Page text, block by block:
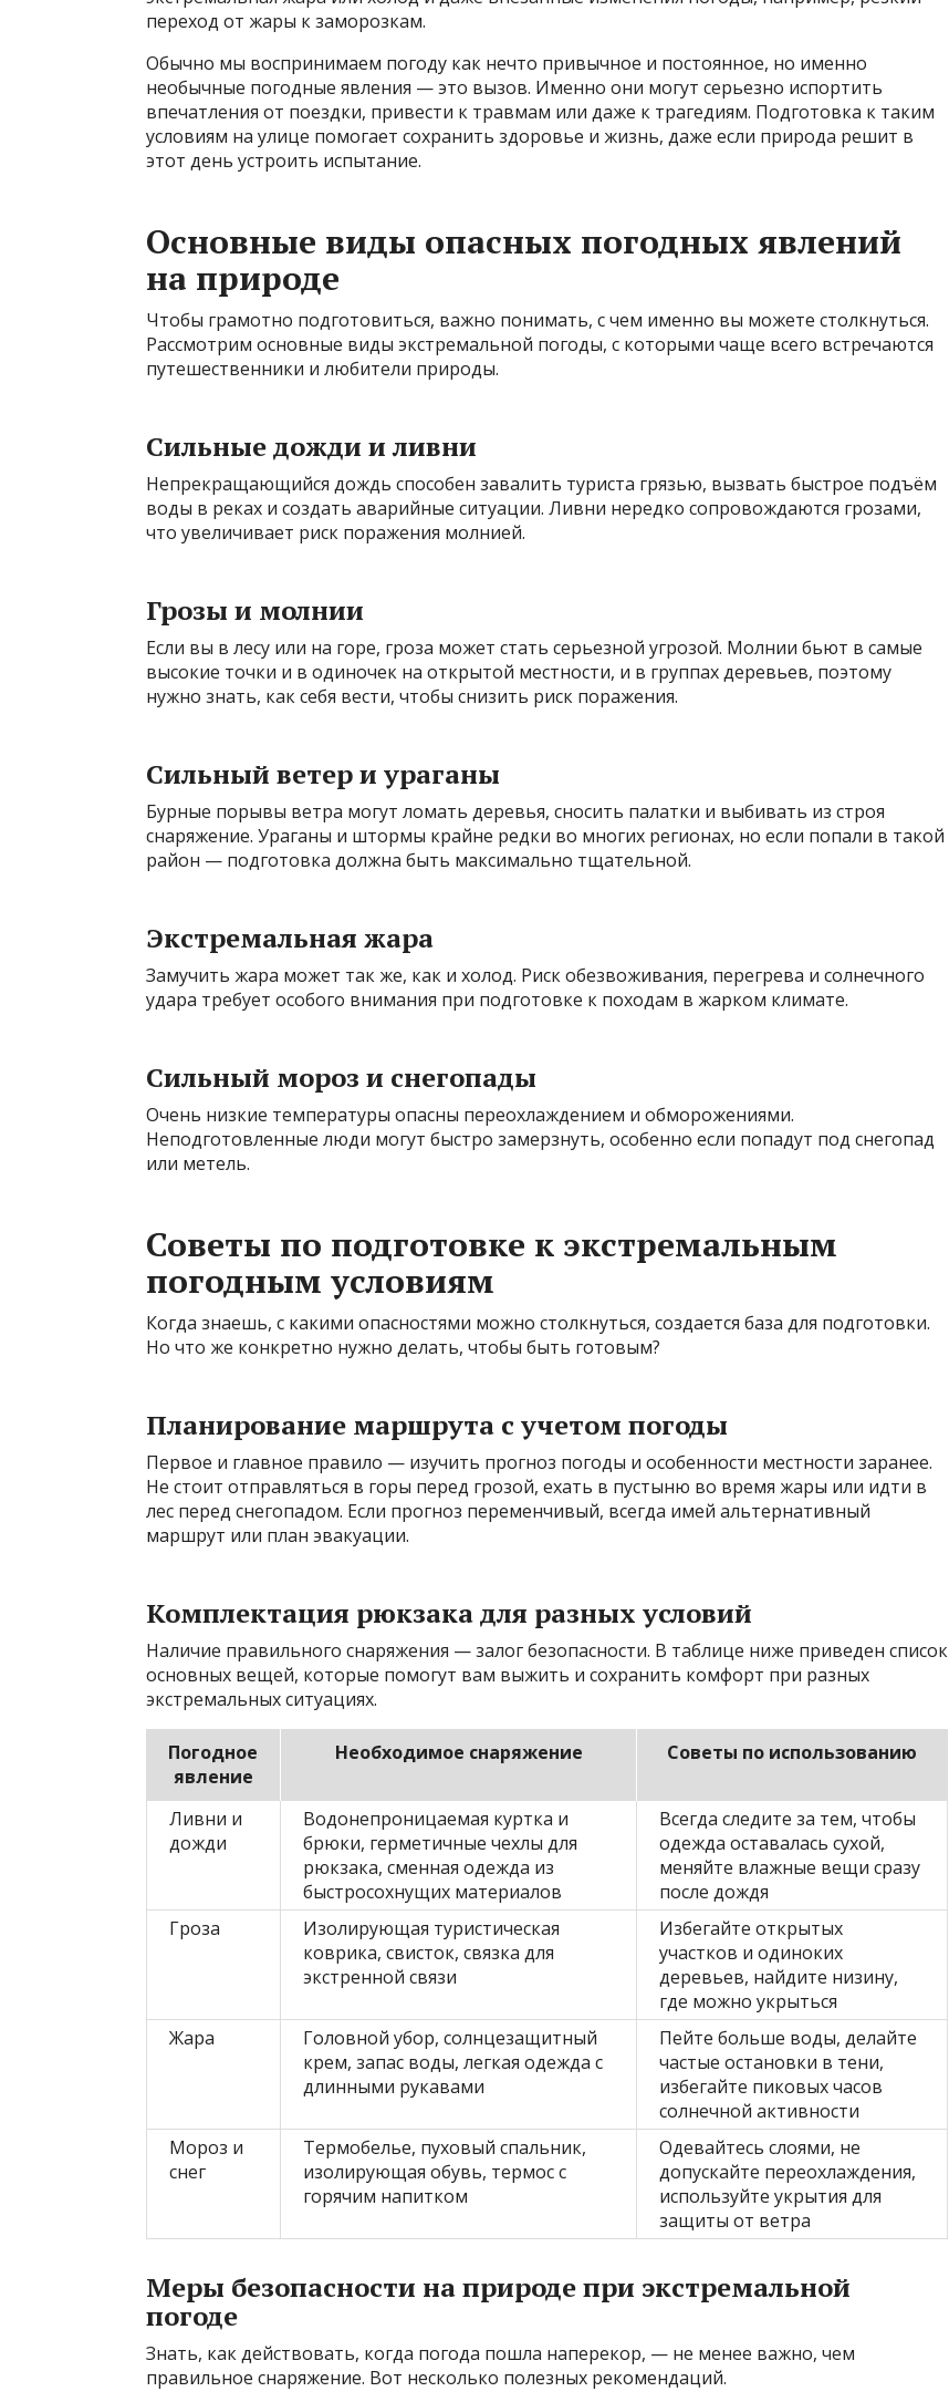
переход от жары к заморозкам.
Обычно мы воспринимаем погоду как нечто привычное и постоянное, но именно
необычные погодные явления — это вызов. Именно они могут серьезно испортить
впечатления от поездки, привести к травмам или даже к трагедиям. Подготовка к таким
условиям на улице помогает сохранить здоровье и жизнь, даже если природа решит в
этот день устроить испытание.
Основные виды опасных погодных явлений
на природе
Чтобы грамотно подготовиться, важно понимать, с чем именно вы можете столкнуться.
Рассмотрим основные виды экстремальной погоды, с которыми чаще всего встречаются
путешественники и любители природы.
Сильные дожди и ливни
Нeпрекращающийся дождь способен завалить туриста грязью, вызвать быстрое подъём
воды в реках и создать аварийные ситуации. Ливни нередко сопровождаются грозами,
что увеличивает риск поражения молнией.
Грозы и молнии
Если вы в лесу или на горе, гроза может стать серьезной угрозой. Молнии бьют в самые
высокие точки и в одиночек на открытой местности, и в группах деревьев, поэтому
нужно знать, как себя вести, чтобы снизить риск поражения.
Сильный ветер и ураганы
Бурные порывы ветра могут ломать деревья, сносить палатки и выбивать из строя
снаряжение. Ураганы и штормы крайне редки во многих регионах, но если попали в такой
район — подготовка должна быть максимально тщательной.
Экстремальная жара
Замучить жара может так же, как и холод. Риск обезвоживания, перегрева и солнечного
удара требует особого внимания при подготовке к походам в жарком климате.
Сильный мороз и снегопады
Очень низкие температуры опасны переохлаждением и обморожениями.
Неподготовленные люди могут быстро замерзнуть, особенно если попадут под снегопад
или метель.
Советы по подготовке к экстремальным
погодным условиям
Когда знаешь, с какими опасностями можно столкнуться, создается база для подготовки.
Но что же конкретно нужно делать, чтобы быть готовым?
Планирование маршрута с учетом погоды
Первое и главное правило — изучить прогноз погоды и особенности местности заранее.
Не стоит отправляться в горы перед грозой, ехать в пустыню во время жары или идти в
лес перед снегопадом. Если прогноз переменчивый, всегда имей альтернативный
маршрут или план эвакуации.
Комплектация рюкзака для разных условий
Наличие правильного снаряжения — залог безопасности. В таблице ниже приведен список
основных вещей, которые помогут вам выжить и сохранить комфорт при разных
экстремальных ситуациях.
Погодное
явление
Необходимое снаряжение Советы по использованию
Ливни и
дожди
Водонепроницаемая куртка и
брюки, герметичные чехлы для
рюкзака, сменная одежда из
быстросохнущих материалов
Всегда следите за тем, чтобы
одежда оставалась сухой,
меняйте влажные вещи сразу
после дождя
Гроза
Изолирующая туристическая
коврика, свисток, связка для
экстренной связи
Избегайте открытых
участков и одиноких
деревьев, найдите низину,
где можно укрыться
Жара
Головной убор, солнцезащитный
крем, запас воды, легкая одежда с
длинными рукавами
Пейте больше воды, делайте
частые остановки в тени,
избегайте пиковых часов
солнечной активности
Мороз и
снег
Термобелье, пуховый спальник,
изолирующая обувь, термос с
горячим напитком
Одевайтесь слоями, не
допускайте переохлаждения,
используйте укрытия для
защиты от ветра
Меры безопасности на природе при экстремальной
погоде
Знать, как действовать, когда погода пошла наперекор, — не менее важно, чем
правильное снаряжение. Вот несколько полезных рекомендаций.